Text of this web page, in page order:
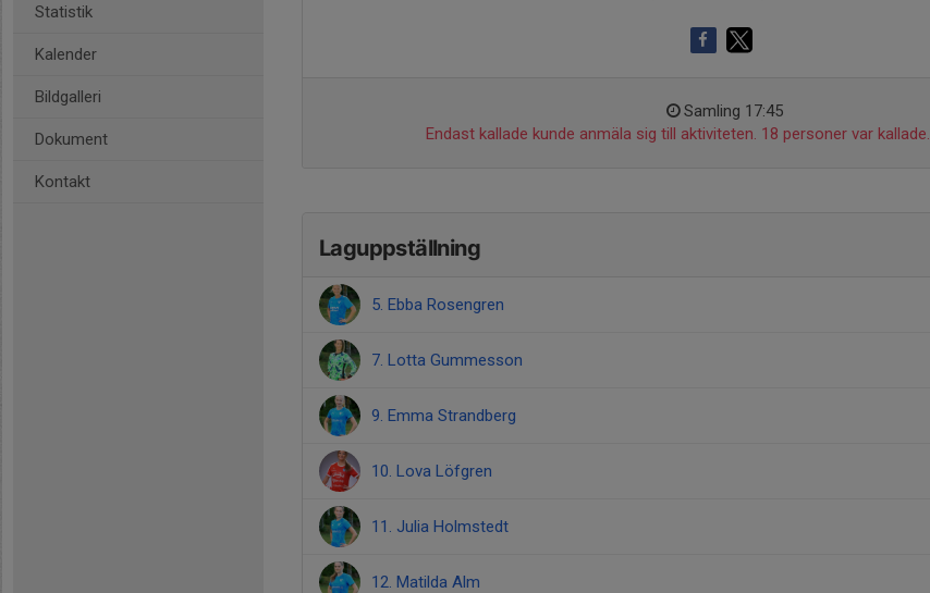
Statistik
Kalender
Bildgalleri
Dokument
Kontakt
Samling 17:45
Endast kallade kunde anmäla sig till aktiviteten. 18 personer var kallade.
Laguppställning
5. Ebba Rosengren
7. Lotta Gummesson
9. Emma Strandberg
10. Lova Löfgren
11. Julia Holmstedt
12. Matilda Alm